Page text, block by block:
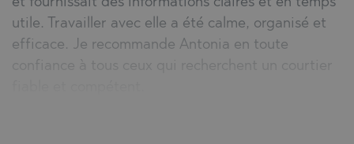
utile. Travailler avec elle a été calme, organisé et
efficace. Je recommande Antonia en toute